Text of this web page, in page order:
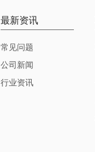
最新资讯
常见问题
公司新闻
行业资讯